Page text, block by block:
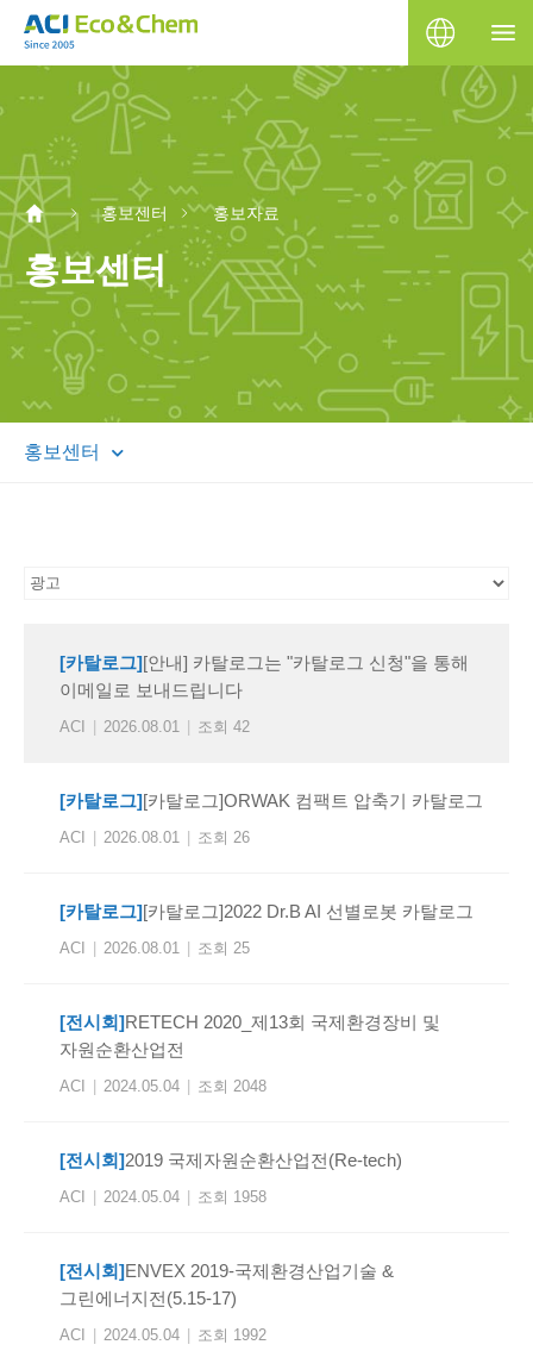
홍보센터 홍보자료
홍보센터
홍보센터
[카탈로그][안내] 카탈로그는 "카탈로그 신청"을 통해
이메일로 보내드립니다
ACI 2026.08.01 조회 42
[카탈로그][카탈로그]ORWAK 컴팩트 압축기 카탈로그
ACI 2026.08.01 조회 26
[카탈로그][카탈로그]2022 Dr.B AI 선별로봇 카탈로그
ACI 2026.08.01 조회 25
[전시회]RETECH 2020_제13회 국제환경장비 및
자원순환산업전
ACI 2024.05.04 조회 2048
[전시회]2019 국제자원순환산업전(Re-tech)
ACI 2024.05.04 조회 1958
[전시회]ENVEX 2019-국제환경산업기술 &
그린에너지전(5.15-17)
ACI 2024.05.04 조회 1992